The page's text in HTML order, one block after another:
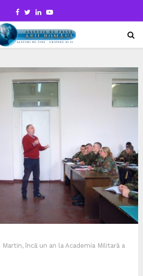
Facebook
TwitterLinkedinYoutube
încă un an la Academia Militară a